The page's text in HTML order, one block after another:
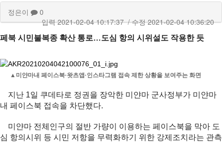
정은이
0
입력2021-02-04 10:17:37/ 수정2021-02-04 10:36:20
페북 시민불복종 확산 통로…도심 항의 시위설도 작용한 듯
▲미얀마내 페이스북·왓츠앱·인스타그램 접속 제한 상황을 보여주는 화면
지난 1일 쿠데타로 정권을 장악한 미얀마 군사정부가 미얀마
내 페이스북 접속을 차단했다.
미얀마 전체인구의 절반 가량이 이용하는 페이스북을 막아 도
심 항의시위 등 시민 저항을 무력화하기 위한 강제조치라는 관측